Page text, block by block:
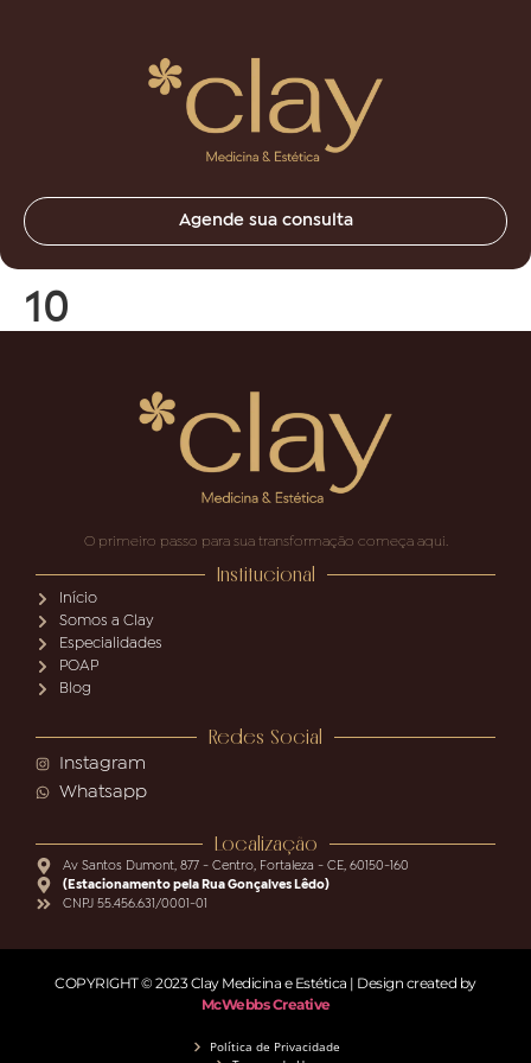
Agende sua consulta
10
O primeiro passo para sua transformação começa aqui.
Institucional
Início
Somos a Clay
Especialidades
POAP
Blog
Redes Social
Instagram
Whatsapp
Localização
Av Santos Dumont, 877 - Centro, Fortaleza - CE, 60150-160
(Estacionamento pela Rua Gonçalves Lêdo)
CNPJ 55.456.631/0001-01
COPYRIGHT © 2023 Clay Medicina e Estética | Design created by
McWebbs Creative
Política de Privacidade